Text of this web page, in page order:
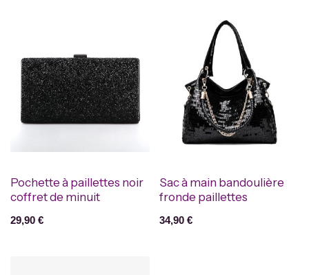
Pochette à paillettes noir
coffret de minuit
29,90 €
Sac à main bandoulière
fronde paillettes
34,90 €